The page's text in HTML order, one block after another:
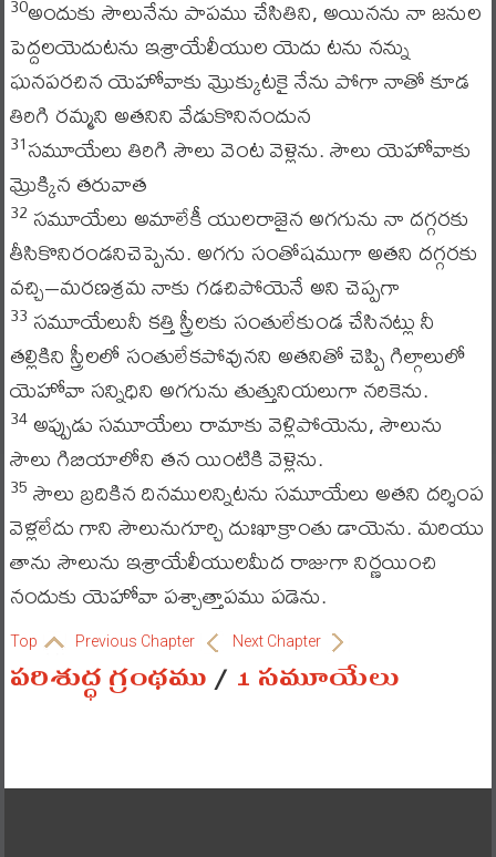
అందుకు సౌలునేను పాపము చేసితిని, అయినను నా జనుల
పెద్దలయెదుటను ఇశ్రాయేలీయుల యెదు టను నన్ను
ఘనపరచిన యెహోవాకు మ్రొక్కుటకై నేను పోగా నాతో కూడ
తిరిగి రమ్మని అతనిని వేడుకొనినందున
31సమూయేలు తిరిగి సౌలు వెంట వెళ్లెను. సౌలు యెహోవాకు
మ్రొక్కిన తరువాత
32 సమూయేలు అమాలేకీ యులరాజైన అగగును నా దగ్గరకు
తీసికొనిరండనిచెప్పెను. అగగు సంతోషముగా అతని దగ్గరకు
వచ్చి–మరణశ్రమ నాకు గడచిపోయెనే అని చెప్పగా
33 సమూయేలునీ కత్తి స్త్రీలకు సంతులేకుండ చేసినట్లు నీ
తల్లికిని స్త్రీలలో సంతులేకపోవునని అతనితో చెప్పి గిల్గాలులో
యెహోవా సన్నిధిని అగగును తుత్తునియలుగా నరికెను.
34అప్పుడు సమూయేలు రామాకు వెళ్లిపోయెను, సౌలును
సౌలు గిబియాలోని తన యింటికి వెళ్లెను.
35 సౌలు బ్రదికిన దినములన్నిటను సమూయేలు అతని దర్శింప
వెళ్లలేదు గాని సౌలునుగూర్చి దుఃఖాక్రాంతు డాయెను. మరియు
తాను సౌలును ఇశ్రాయేలీయులమీద రాజుగా నిర్ణయించి
నందుకు యెహోవా పశ్చాత్తాపము పడెను.
Top Previous Chapter Next Chapter
పరిశుద్ధ గ్రంథము/1 సమూయేలు